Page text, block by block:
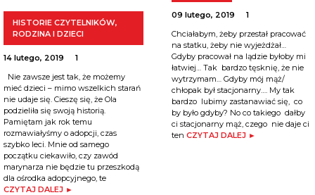
HISTORIE CZYTELNIKÓW,
RODZINA I DZIECI
14 lutego, 2019
1
Nie zawsze jest tak, że możemy
mieć dzieci – mimo wszelkich starań
nie udaje się. Cieszę się, że Ola
podzieliła się swoją historią.
Pamiętam jak rok temu
rozmawiałyśmy o adopcji, czas
szybko leci. Mnie od samego
początku ciekawiło, czy zawód
marynarza nie będzie tu przeszkodą
dla ośrodka adopcyjnego, te
CZYTAJ DALEJ ►
09 lutego, 2019
1
Chciałabym, żeby przestał pracować
na statku, żeby nie wyjeżdżał…
Gdyby pracował na lądzie byłoby mi
łatwiej… Tak bardzo tęsknię, że nie
wytrzymam… Gdyby mój mąż/
chłopak był stacjonarny…. My tak
bardzo lubimy zastanawiać się, co
by było gdyby? No co takiego dałby
ci stacjonarny mąż, czego nie daje ci
ten CZYTAJ DALEJ ►